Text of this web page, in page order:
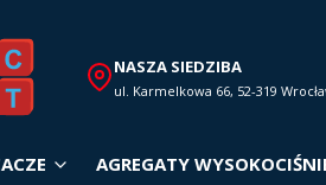
NASZA SIEDZIBA
ul. Karmelkowa 66, 52-319
AGREGATY